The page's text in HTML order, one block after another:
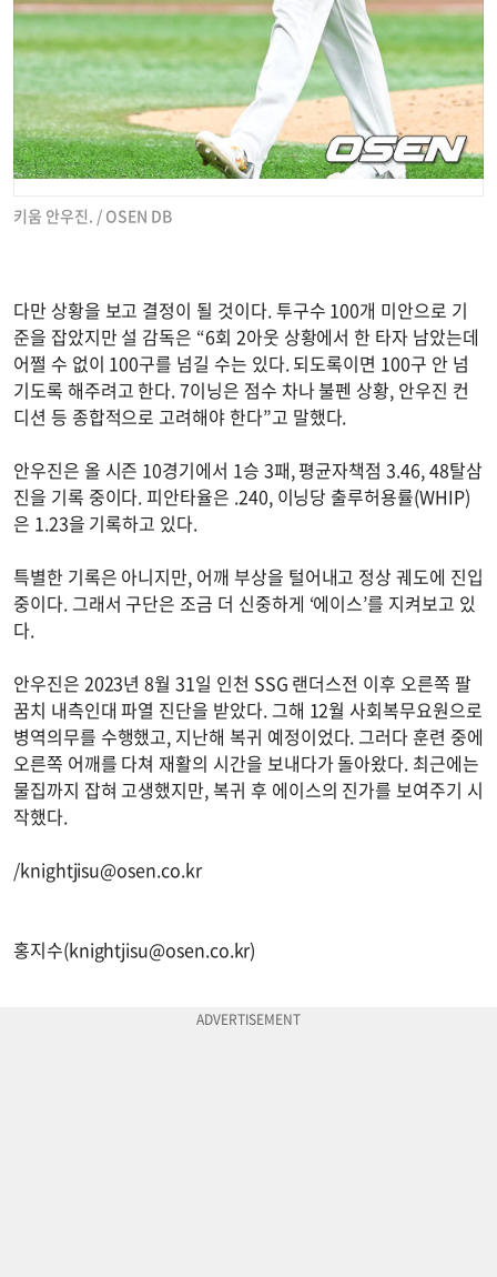
키움 안우진. / OSEN DB
다만 상황을 보고 결정이 될 것이다. 투구수 100개 미안으로 기
준을 잡았지만 설 감독은 “6회 2아웃 상황에서 한 타자 남았는데
어쩔 수 없이 100구를 넘길 수는 있다. 되도록이면 100구 안 넘
기도록 해주려고 한다. 7이닝은 점수 차나 불펜 상황, 안우진 컨
디션 등 종합적으로 고려해야 한다”고 말했다.
안우진은 올 시즌 10경기에서 1승 3패, 평균자책점 3.46, 48탈삼
진을 기록 중이다. 피안타율은 .240, 이닝당 출루허용률(WHIP)
은 1.23을 기록하고 있다.
특별한 기록은 아니지만, 어깨 부상을 털어내고 정상 궤도에 진입
중이다. 그래서 구단은 조금 더 신중하게 ‘에이스’를 지켜보고 있
다.
안우진은 2023년 8월 31일 인천 SSG 랜더스전 이후 오른쪽 팔
꿈치 내측인대 파열 진단을 받았다. 그해 12월 사회복무요원으로
병역의무를 수행했고, 지난해 복귀 예정이었다. 그러다 훈련 중에
오른쪽 어깨를 다쳐 재활의 시간을 보내다가 돌아왔다. 최근에는
물집까지 잡혀 고생했지만, 복귀 후 에이스의 진가를 보여주기 시
작했다.
/knightjisu@osen.co.kr
홍지수(knightjisu@osen.co.kr)